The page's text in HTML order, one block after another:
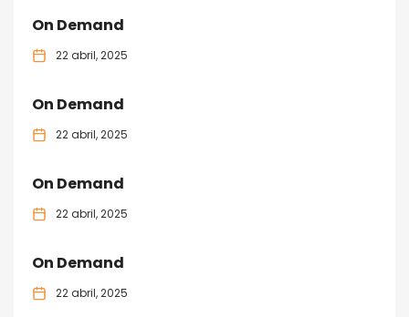
On Demand
22 abril, 2025
On Demand
22 abril, 2025
On Demand
22 abril, 2025
On Demand
22 abril, 2025